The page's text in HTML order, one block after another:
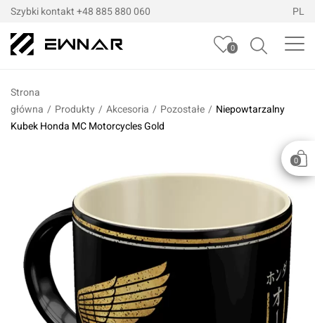
Szybki kontakt +48 885 880 060 PL
0
0
Strona
główna / Produkty / Akcesoria / Pozostałe / Niepowtarzalny
Kubek Honda MC Motorcycles Gold